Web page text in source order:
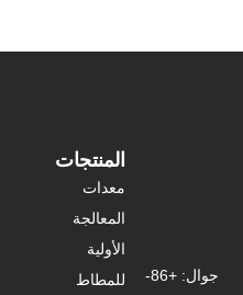
روابط
الصداقة
Weida
Alibaba
China
حالات
المشاريع
طن...
يونان
شيشوانغبانا...